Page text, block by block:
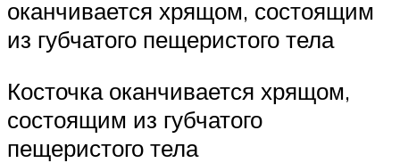
оканчивается хрящом, состоящим
из губчатого пещеристого тела
Косточка оканчивается хрящом,
состоящим из губчатого
пещеристого тела